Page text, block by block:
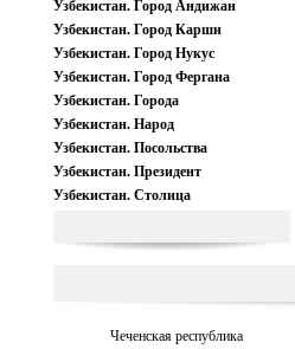
Узбекистан. Город Андижан
Узбекистан. Город Карши
Узбекистан. Город Нукус
Узбекистан. Город Фергана
Узбекистан. Города
Узбекистан. Народ
Узбекистан. Посольства
Узбекистан. Президент
Узбекистан. Столица
Чеченская республика